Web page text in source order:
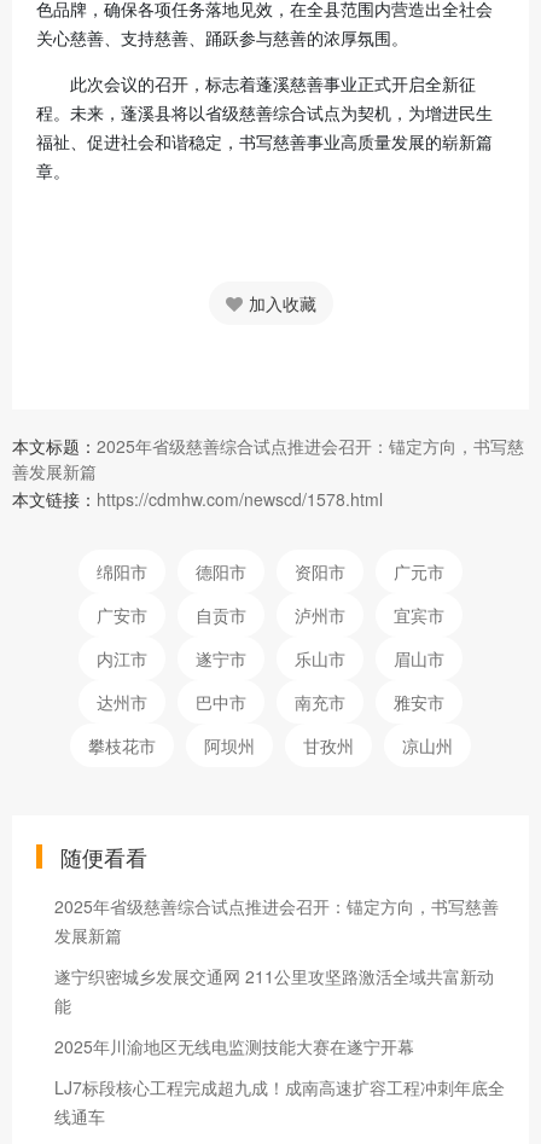
色品牌，确保各项任务落地见效，在全县范围内营造出全社会
关心慈善、支持慈善、踊跃参与慈善的浓厚氛围。
此次会议的召开，标志着蓬溪慈善事业正式开启全新征
程。未来，蓬溪县将以省级慈善综合试点为契机，为增进民生
福祉、促进社会和谐稳定，书写慈善事业高质量发展的崭新篇
章。
加入收藏
本文标题： 2025年省级慈善综合试点推进会召开：锚定方向，书写慈
善发展新篇
本文链接： https://cdmhw.com/newscd/1578.html
绵阳市 德阳市 资阳市
广元市
广安市
自贡市 泸州市
宜宾市
内江市
遂宁市 乐山市
眉山市
达州市
巴中市 南充市
雅安市
攀枝花市
阿坝州 甘孜州 凉山州
随便看看
2025年省级慈善综合试点推进会召开：锚定方向，书写慈善
发展新篇
遂宁织密城乡发展交通网 211公里攻坚路激活全域共富新动
能
2025年川渝地区无线电监测技能大赛在遂宁开幕
LJ7标段核心工程完成超九成！成南高速扩容工程冲刺年底全
线通车